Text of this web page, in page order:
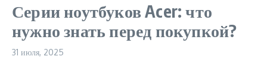
Серии ноутбуков Acer: что
нужно знать перед покупкой?
31 июля, 2025